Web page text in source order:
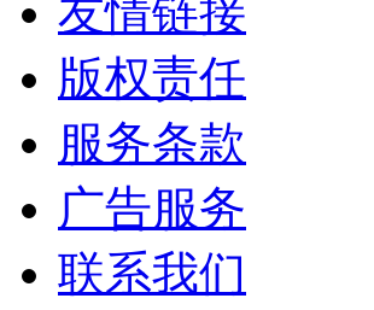
友情链接
版权责任
服务条款
广告服务
联系我们